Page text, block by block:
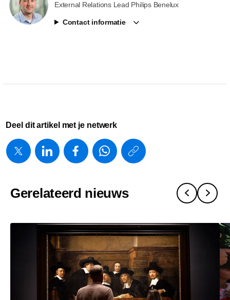
External Relations Lead Philips Benelux
Contact informatie
Deel dit artikel met je netwerk
https://
philips-
in-
medtech-
sector.html
Gerelateerd nieuws